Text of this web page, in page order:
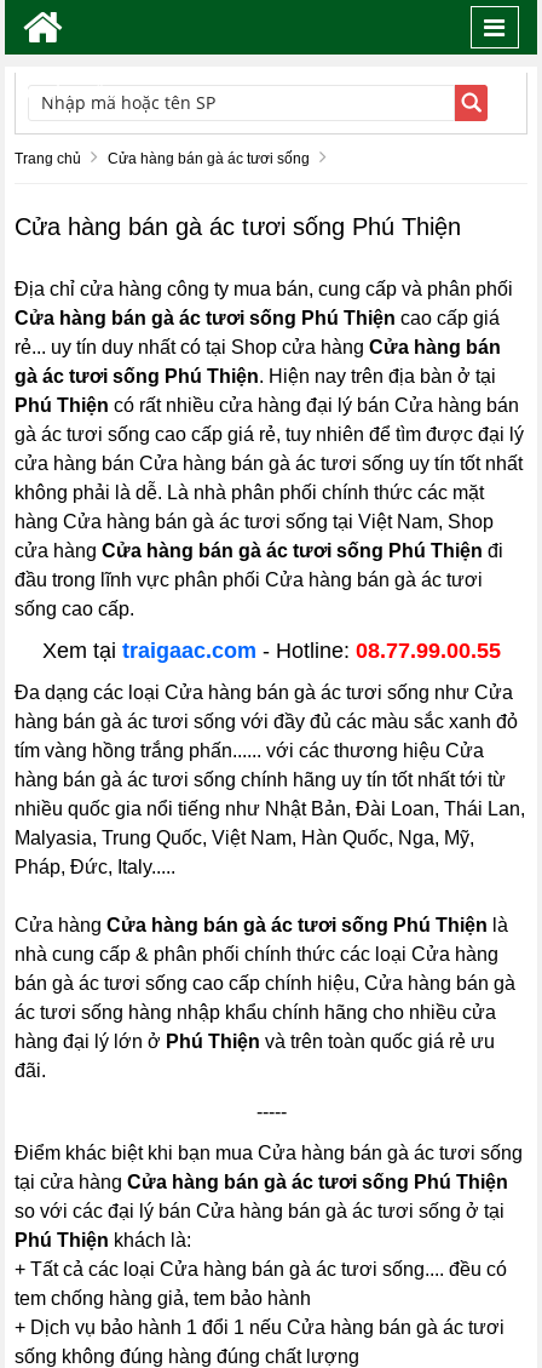
TÌM KIẾM
Trang chủ Cửa hàng bán gà ác tươi sống
Cửa hàng bán gà ác tươi sống Phú Thiện
Địa chỉ cửa hàng công ty mua bán, cung cấp và phân phối
Cửa hàng bán gà ác tươi sống Phú Thiện cao cấp giá
rẻ... uy tín duy nhất có tại Shop cửa hàngCửa hàng bán
gà ác tươi sống Phú Thiện. Hiện nay trên địa bàn ở tại
Phú Thiện có rất nhiều cửa hàng đại lý bán Cửa hàng bán
gà ác tươi sống cao cấp giá rẻ, tuy nhiên để tìm được đại lý
cửa hàng bán Cửa hàng bán gà ác tươi sống uy tín tốt nhất
không phải là dễ. Là nhà phân phối chính thức các mặt
hàng Cửa hàng bán gà ác tươi sống tại Việt Nam, Shop
cửa hàngCửa hàng bán gà ác tươi sống Phú Thiện đi
đầu trong lĩnh vực phân phối Cửa hàng bán gà ác tươi
sống cao cấp.
Xem tại traigaac.com - Hotline: 08.77.99.00.55
Đa dạng các loại Cửa hàng bán gà ác tươi sống như Cửa
hàng bán gà ác tươi sống với đầy đủ các màu sắc xanh đỏ
tím vàng hồng trắng phấn...... với các thương hiệu Cửa
hàng bán gà ác tươi sống chính hãng uy tín tốt nhất tới từ
nhiều quốc gia nổi tiếng như Nhật Bản, Đài Loan, Thái Lan,
Malyasia, Trung Quốc, Việt Nam, Hàn Quốc, Nga, Mỹ,
Pháp, Đức, Italy.....
Cửa hàngCửa hàng bán gà ác tươi sống Phú Thiện là
nhà cung cấp & phân phối chính thức các loại Cửa hàng
bán gà ác tươi sống cao cấp chính hiệu, Cửa hàng bán gà
ác tươi sống hàng nhập khẩu chính hãng cho nhiều cửa
hàng đại lý lớn ở Phú Thiện và trên toàn quốc giá rẻ ưu
đãi.
-----
Điểm khác biệt khi bạn mua Cửa hàng bán gà ác tươi sống
tại cửa hàngCửa hàng bán gà ác tươi sống Phú Thiện
so với các đại lý bán Cửa hàng bán gà ác tươi sống ở tại
Phú Thiện khách là:
+ Tất cả các loại Cửa hàng bán gà ác tươi sống.... đều có
tem chống hàng giả, tem bảo hành
+ Dịch vụ bảo hành 1 đổi 1 nếu Cửa hàng bán gà ác tươi
sống không đúng hàng đúng chất lượng